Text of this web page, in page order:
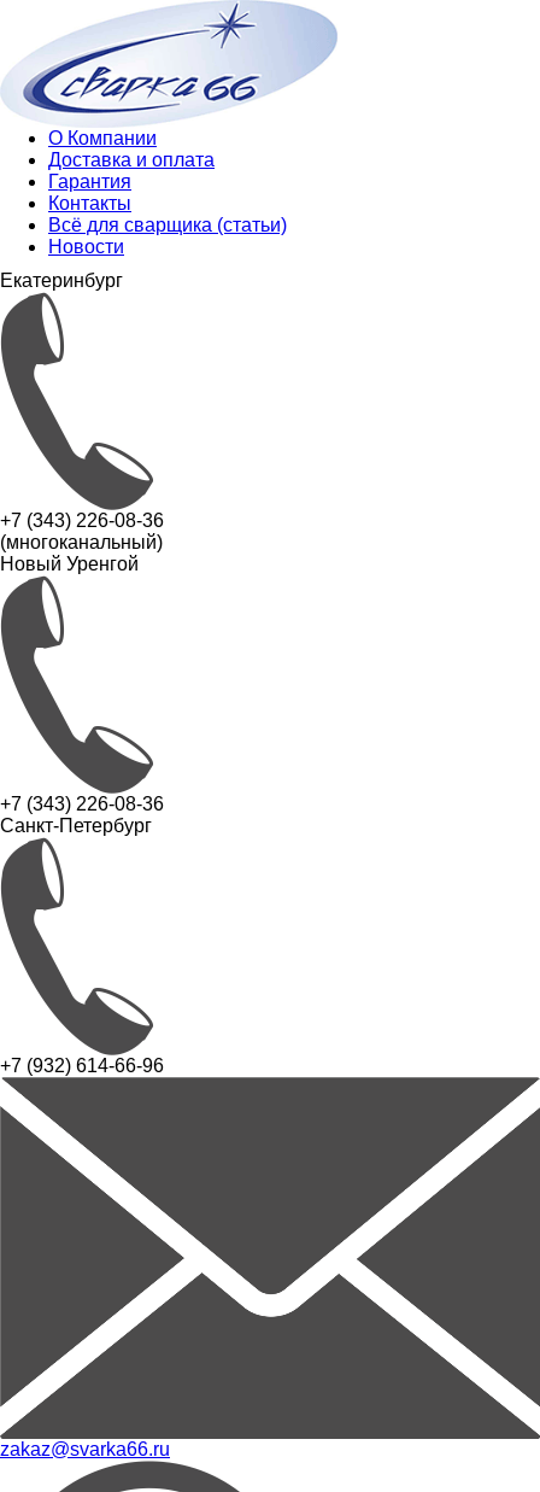
О Компании
Доставка и оплата
Гарантия
Контакты
Всё для сварщика (статьи)
Новости
Екатеринбург
+7 (343) 226-08-36
(многоканальный)
Новый Уренгой
+7 (343) 226-08-36
Санкт-Петербург
+7 (932) 614-66-96
zakaz@svarka66.ru